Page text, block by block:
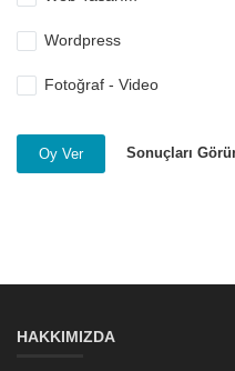
Wordpress
Fotoğraf - Video
Oy Ver Sonuçları
HAKKIMIZDA